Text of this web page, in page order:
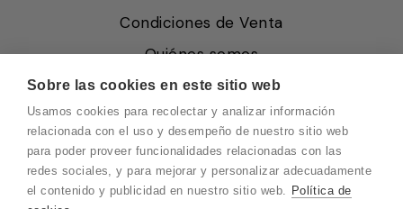
Sobre las cookies en este sitio web
Usamos cookies para recolectar y analizar información
relacionada con el uso y desempeño de nuestro sitio web
para poder proveer funcionalidades relacionadas con las
redes sociales, y para mejorar y personalizar adecuadamente
el contenido y publicidad en nuestro sitio web. Política de
Condiciones de Venta
Quiénes somos
Política de Cookies
Protección de Datos
Blog EN
Blog FR